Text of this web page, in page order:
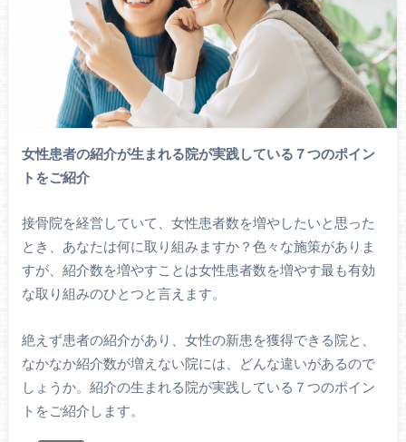
女性患者の紹介が生まれる院が実践している７つのポイン
トをご紹介
接骨院を経営していて、女性患者数を増やしたいと思った
とき、あなたは何に取り組みますか？色々な施策がありま
すが、紹介数を増やすことは女性患者数を増やす最も有効
な取り組みのひとつと言えます。
絶えず患者の紹介があり、女性の新患を獲得できる院と、
なかなか紹介数が増えない院には、どんな違いがあるので
しょうか。紹介の生まれる院が実践している７つのポイン
トをご紹介します。